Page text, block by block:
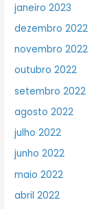
janeiro 2023
dezembro 2022
novembro 2022
outubro 2022
setembro 2022
agosto 2022
julho 2022
junho 2022
maio 2022
abril 2022